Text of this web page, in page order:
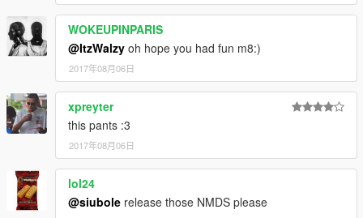
WOKEUPINPARIS
@ItzWalzy oh hope you had fun m8:)
2017年08月06日
xpreyter
this pants :3
2017年08月06日
lol24
@siubole release those NMDS please